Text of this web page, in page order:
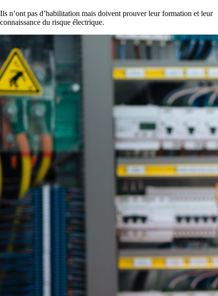
Ils n’ont pas d’habilitation mais doivent prouver leur formation et leur
connaissance du risque électrique.